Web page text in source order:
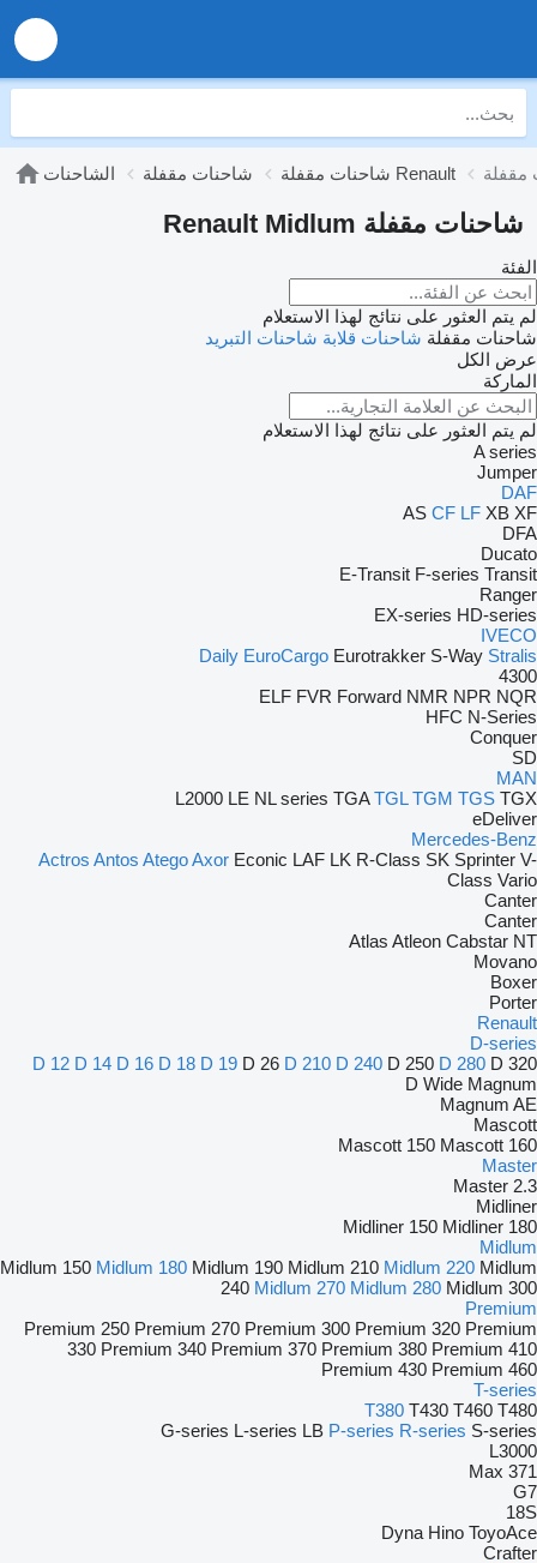
الشاحنات شاحنات مقفلة شاحنات مقفلة Renault
شاحنات مقفلة Renault Midlum
الفئة
لم يتم العثور على نتائج لهذا الاستعلام
شاحنات مقفلة شاحنات قلابة شاحنات التبريد
عرض الكل
الماركة
لم يتم العثور على نتائج لهذا الاستعلام
A series
Jumper
DAF
AS CF LF XB XF
DFA
Ducato
E-Transit F-series Transit
Ranger
EX-series HD-series
IVECO
Daily EuroCargo Eurotrakker S-Way Stralis
4300
ELF FVR Forward NMR NPR NQR
HFC N-Series
Conquer
SD
MAN
L2000 LE NL series TGA TGL TGM TGS TGX
eDeliver
Mercedes-Benz
Actros Antos AtegoAxor Econic LAF LK R-Class SK Sprinter V-
Class Vario
Canter
Canter
Atlas Atleon Cabstar NT
Movano
Boxer
Porter
Renault
D-series
D 12 D 14 D 16 D 18 D 19 D 26 D 210 D 240 D 250 D 280 D 320
D Wide Magnum
Magnum AE
Mascott
Mascott 150 Mascott 160
Master
Master 2.3
Midliner
Midliner 150 Midliner 180
Midlum
Midlum 150 Midlum 180 Midlum 190 Midlum 210 Midlum 220 Midlum
240 Midlum 270 Midlum 280 Midlum 300
Premium
Premium 250 Premium 270 Premium 300 Premium 320 Premium
330 Premium 340 Premium 370 Premium 380 Premium 410
Premium 430 Premium 460
T-series
T380 T430 T460 T480
G-series L-series LB P-series R-series S-series
L3000
371
Max
G7
18S
Dyna Hino ToyoAce
Crafter